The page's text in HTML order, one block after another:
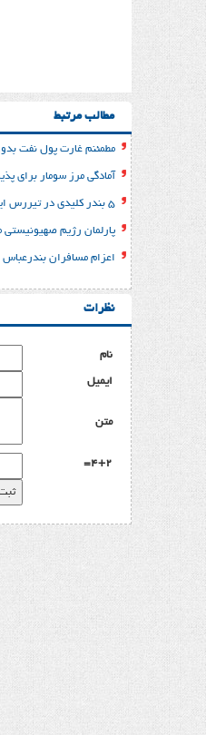
مطالب مرتبط
مطمئنم غارت پول نفت
آمادگی مرز سومار برای پذیرش
۵ بندر کلیدی در تیررس ایران، پس از حمله به چابهار
پارلمان رژیم
اعزام مسافران
نظرات
نام
ایمیل
متن
4+2=